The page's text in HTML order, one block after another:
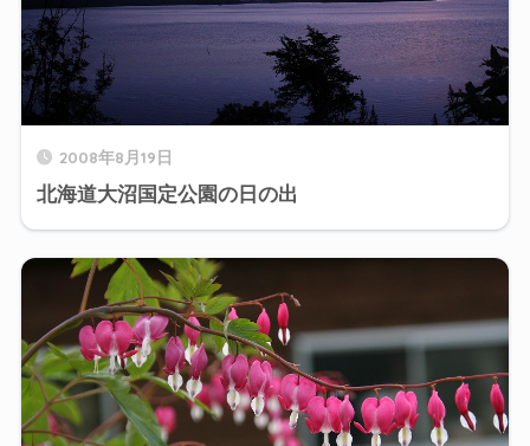
2008年8月19日
北海道大沼国定公園の日の出